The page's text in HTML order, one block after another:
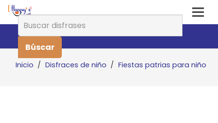
Buscar:
Inicio / Disfraces de niño / Fiestas patrias para niño